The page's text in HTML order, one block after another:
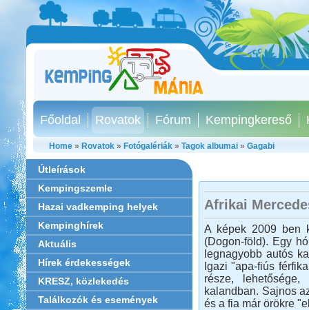
Főoldal Rovatok Fórum Kempingkereső
Home » Rovatok » Fotógalériák » Tagok albumai » Gagabi
Útleírások
Kempingszemle
Hazai vadkemping helyek
Kempinghírek
Aktuális
Hírek érdekességek
KRESZ, közlekedés
Találkozók és események
Afrikai
A képek 2009 ben
(Dogon-föld). Egy
legnagyobb autós
Igazi "apa-fiús
része,
kalandban. Sajnos
és a fia már örökre